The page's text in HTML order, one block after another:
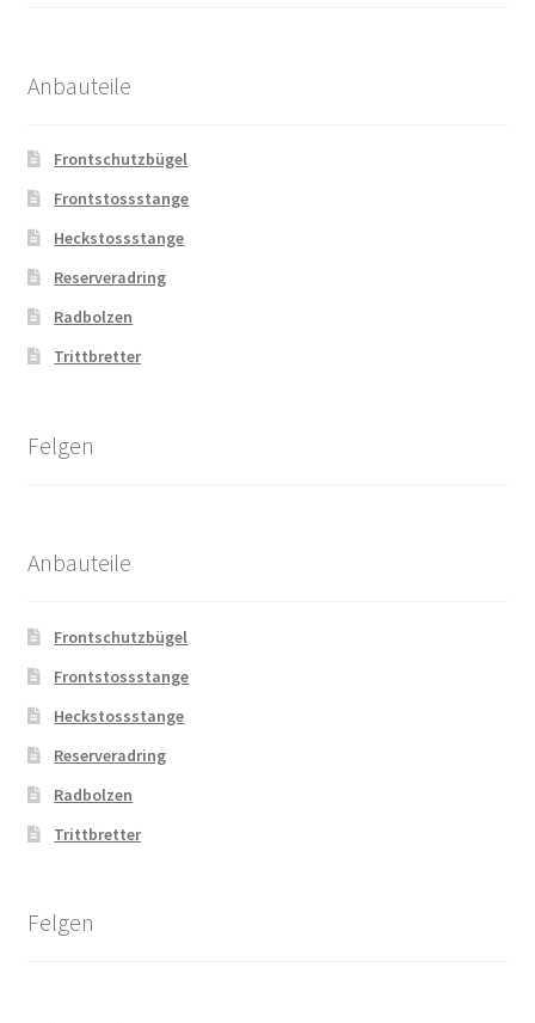
Anbauteile
Frontschutzbügel
Frontstossstange
Heckstossstange
Reserveradring
Radbolzen
Trittbretter
Felgen
Anbauteile
Frontschutzbügel
Frontstossstange
Heckstossstange
Reserveradring
Radbolzen
Trittbretter
Felgen